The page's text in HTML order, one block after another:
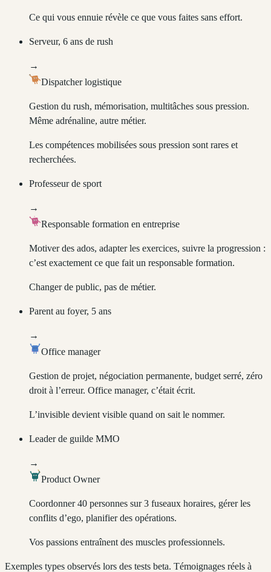
Ce qui vous ennuie révèle ce que vous faites sans effort.
Serveur, 6 ans de rush
→
Dispatcher logistique
Gestion du rush, mémorisation, multitâches sous pression.
Même adrénaline, autre métier.
Les compétences mobilisées sous pression sont rares et
recherchées.
Professeur de sport
→
Responsable formation en entreprise
Motiver des ados, adapter les exercices, suivre la progression :
c’est exactement ce que fait un responsable formation.
Changer de public, pas de métier.
Parent au foyer, 5 ans
→
Office manager
Gestion de projet, négociation permanente, budget serré, zéro
droit à l’erreur. Office manager, c’était écrit.
L’invisible devient visible quand on sait le nommer.
Leader de guilde MMO
→
Product Owner
Coordonner 40 personnes sur 3 fuseaux horaires, gérer les
conflits d’ego, planifier des opérations.
Vos passions entraînent des muscles professionnels.
Exemples types observés lors des tests beta. Témoignages réels à